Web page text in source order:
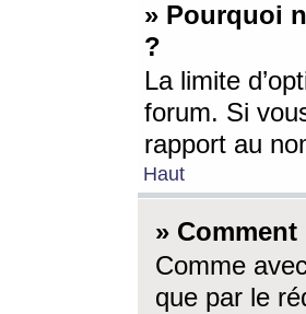
» Pourquoi
?
La limite
forum. Si
rapport au
Haut
»
Comme
que par le